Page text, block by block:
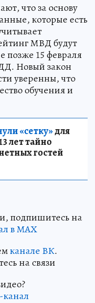
что за основу
которые есть
МВД будут
позже 15 февраля
Новый закон
уверенны, что
обучения и
«сетку»для
лет тайно
гостей
подпишитесь на
в МАХ
канале ВК.
на связи
канал